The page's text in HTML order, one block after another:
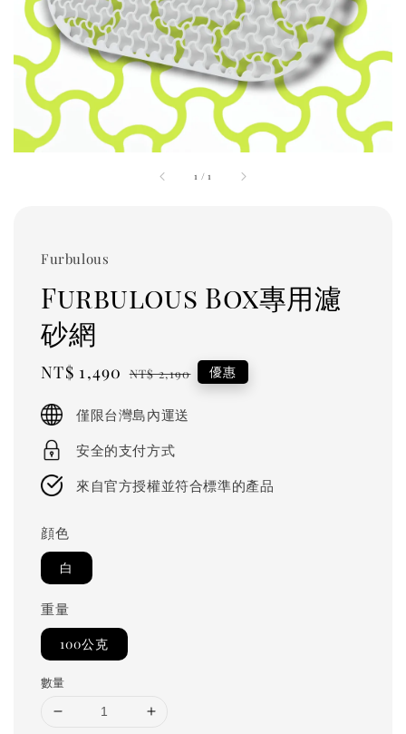
1 /1
Furbulous
Furbulous Box專用濾
砂網
Sale
NT$ 1,490 Regular
NT$ 2,190 優惠
僅限台灣島內運送
安全的支付方式
來自官方授權並符合標準的產品
顔色
白
重量
100公克
數量